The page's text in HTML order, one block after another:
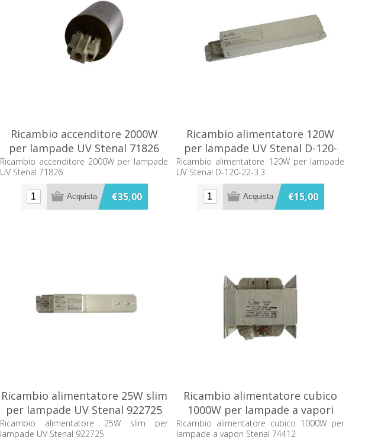
Ricambio accenditore 2000W
per lampade UV Stenal 71826
Ricambio accenditore 2000W per lampade
UV Stenal 71826
€35,00
Ricambio alimentatore 120W
per lampade UV Stenal D-120-
22-3.3
Ricambio alimentatore 120W per lampade
UV Stenal D-120-22-3.3
€15,00
Ricambio alimentatore 25W slim
per lampade UV Stenal 922725
Ricambio alimentatore 25W slim per
lampade UV Stenal 922725
Ricambio alimentatore cubico
1000W per lampade a vapori
Stenal 74412
Ricambio alimentatore cubico 1000W per
lampade a vapori Stenal 74412